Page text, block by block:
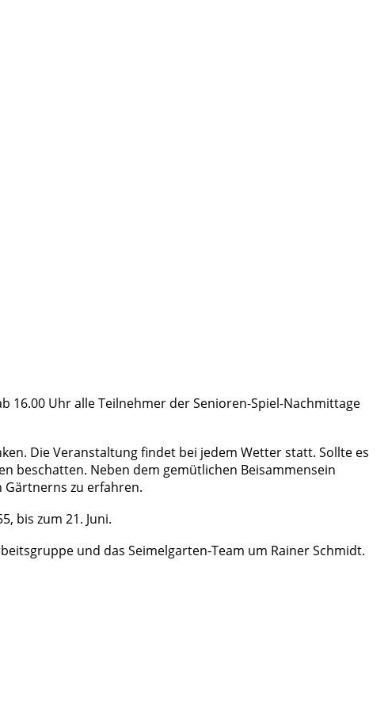
16.00 Uhr alle Teilnehmer der Senioren-Spiel-Nachmittage
Die Veranstaltung findet bei jedem Wetter statt. Sollte es
beschatten. Neben dem gemütlichen Beisammensein
Gärtnerns zu erfahren.
bis zum 21. Juni.
und das Seimelgarten-Team um Rainer Schmidt.